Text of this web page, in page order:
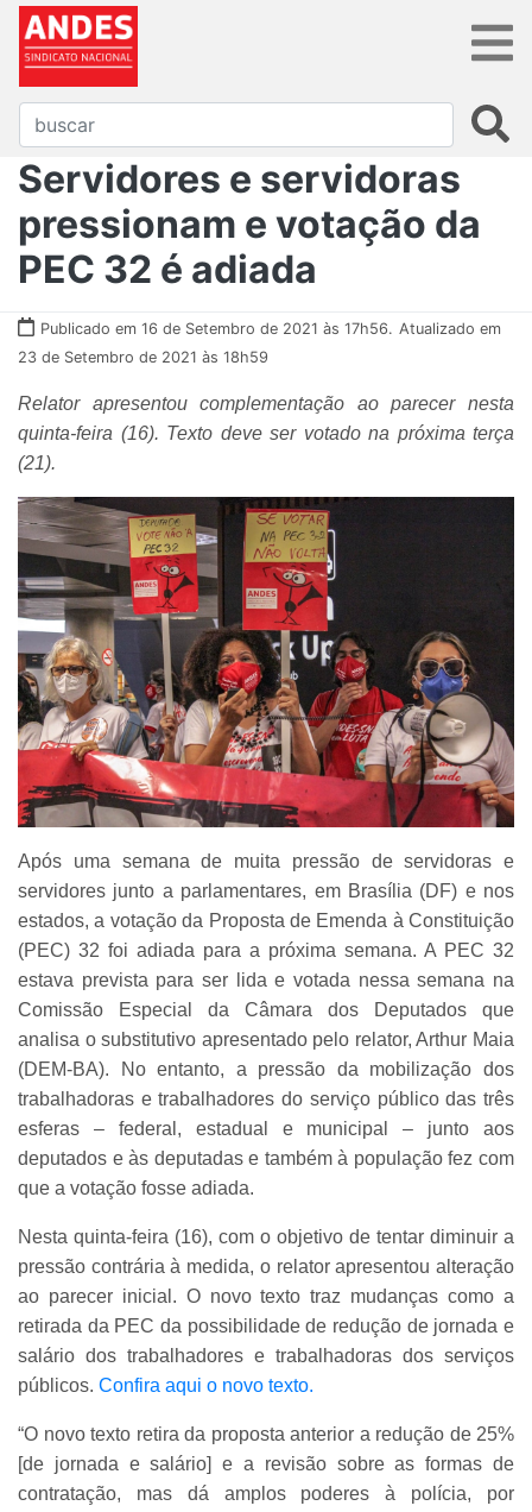
Servidores e servidoras
pressionam e votação da
PEC 32 é adiada
Publicado em 16 de Setembro de 2021 às 17h56. Atualizado em
23 de Setembro de 2021 às 18h59
Relator apresentou complementação ao parecer nesta
quinta-feira (16). Texto deve ser votado na próxima terça
(21).
Após uma semana de muita pressão de servidoras e
servidores junto a parlamentares, em Brasília (DF) e nos
estados, a votação da Proposta de Emenda à Constituição
(PEC) 32 foi adiada para a próxima semana. A PEC 32
estava prevista para ser lida e votada nessa semana na
Comissão Especial da Câmara dos Deputados que
analisa o substitutivo apresentado pelo relator, Arthur Maia
(DEM-BA). No entanto, a pressão da mobilização dos
trabalhadoras e trabalhadores do serviço público das três
esferas – federal, estadual e municipal – junto aos
deputados e às deputadas e também à população fez com
que a votação fosse adiada.
Nesta quinta-feira (16), com o objetivo de tentar diminuir a
pressão contrária à medida, o relator apresentou alteração
ao parecer inicial. O novo texto traz mudanças como a
retirada da PEC da possibilidade de redução de jornada e
salário dos trabalhadores e trabalhadoras dos serviços
públicos. Confira aqui o novo texto.
“O novo texto retira da proposta anterior a redução de 25%
[de jornada e salário] e a revisão sobre as formas de
contratação, mas dá amplos poderes à polícia, por